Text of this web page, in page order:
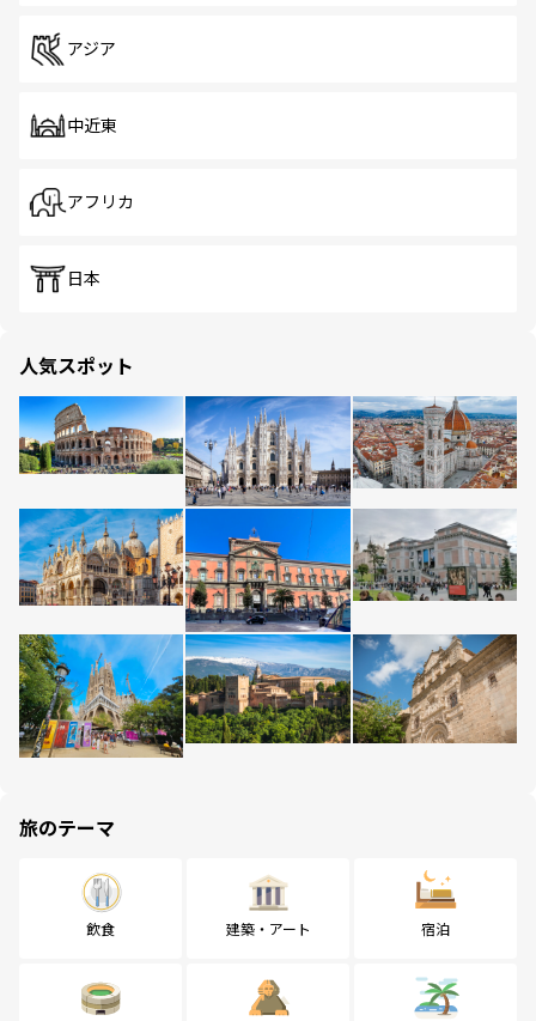
アジア
中近東
アフリカ
日本
人気スポット
旅のテーマ
飲食 建築・アート 宿泊